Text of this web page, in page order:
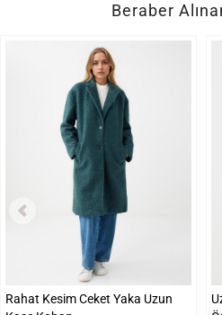
Beraber
Rahat Kesim Ceket Yaka Uzun